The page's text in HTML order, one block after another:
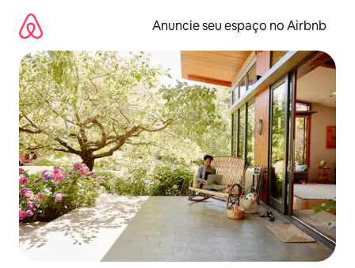
para
conteúdo
Anuncie seu espaço no Airbnb